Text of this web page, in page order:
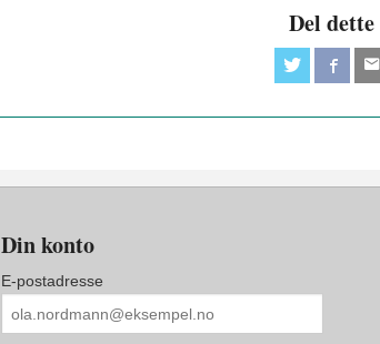
Del dette
Din konto
E-postadresse